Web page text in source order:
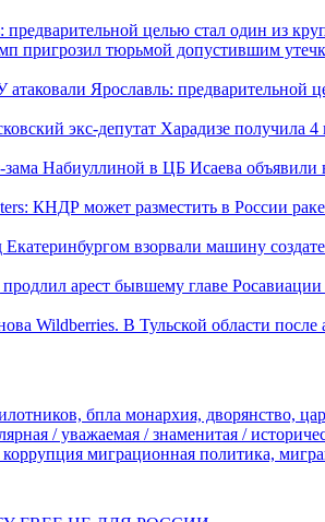
предварительной целью стал один из
пригрозил тюрьмой допустившим
Ярославль: предварительной
экс-депутат Харадизе получила
зама Набиуллиной в ЦБ Исаева объявили
КНДР может разместить в России
взорвали машину
арест бывшему главе
Wildberries. В Тульской области
бпла монархия, дворянство,
/ уважаемая / знаменитая /
коррупция миграционная политика,